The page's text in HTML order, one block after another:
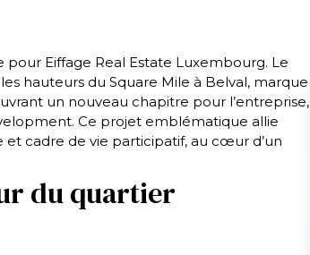
pour Eiffage Real Estate Luxembourg. Le
hauteurs du Square Mile à Belval, marque
un nouveau chapitre pour l’entreprise,
Ce projet emblématique allie
cadre de vie participatif, au cœur d’un
du quartier